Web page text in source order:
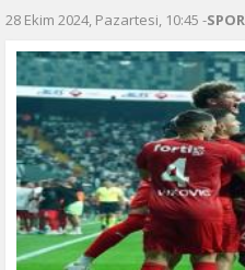
28 Ekim 2024, Pazartesi, 10:45 -SPOR